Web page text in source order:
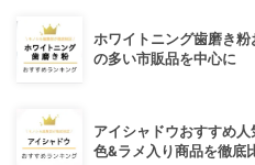
ホワイトニング歯磨き
の多い市販品を中心に
アイシャドウおすすめ
色&ラメ入り商品を徹底